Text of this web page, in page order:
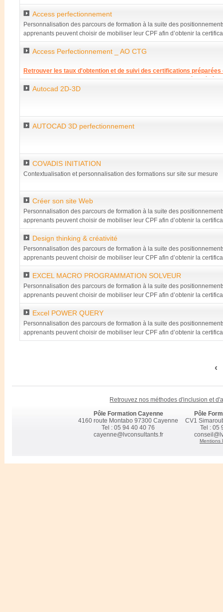
module présent de formation y est en effet intégré.
Access perfectionnement
Personnalisation des parcours de formation à la suite des
apprenants peuvent choisir de mobiliser leur CPF afin d’obtenir la
module présent de formation y est en effet intégré.
Access Perfectionnement _ AO CTG
Retrouver les taux d'obtention et de suivi des certifications préparées
Retrouver les taux de satisfaction de nos clients pour l'année
Accompagnement socioprofessionnel chez LV CONSULTANTS
Autocad 2D-3D
AUTOCAD 3D perfectionnement
COVADIS INITIATION
Contextualisation et personnalisation des formations sur site sur mesure
Créer son site Web
Personnalisation des parcours de formation à la suite des
apprenants peuvent choisir de mobiliser leur CPF afin d’obtenir la
partielle DESIGNER WEB. Le module présent de formation y est en effet
Design thinking & créativité
Personnalisation des parcours de formation à la suite des
apprenants peuvent choisir de mobiliser leur CPF afin d’obtenir la
partielle DESIGNER WEB. Le module présent de formation y est en effet
EXCEL MACRO PROGRAMMATION SOLVEUR
Personnalisation des parcours de formation à la suite des
apprenants peuvent choisir de mobiliser leur CPF afin d’obtenir la
module présent de formation y est en effet intégré.
Excel POWER QUERY
Personnalisation des parcours de formation à la suite des
apprenants peuvent choisir de mobiliser leur CPF afin d’obtenir la
module présent de formation y est en effet intégré.
‹
Retrouvez nos méthodes d'inclusion et
Pôle Formation Cayenne
4160 route Montabo 97300 Cayenne
Tel : 05 94 40 40 76
cayenne@lvconsultants.fr
Pôle
CV1
Tel : 05
Mentions